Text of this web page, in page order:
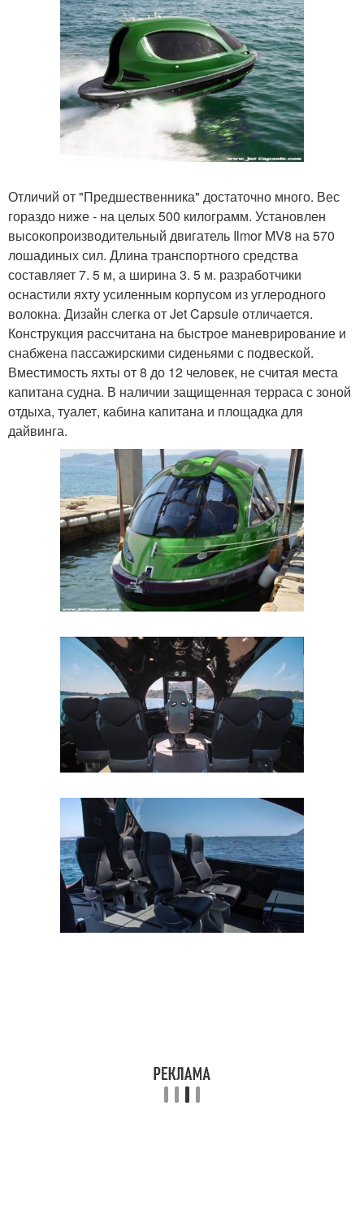
Отличий от "Предшественника" достаточно много. Вес
гораздо ниже - на целых 500 килограмм. Установлен
высокопроизводительный двигатель Ilmor MV8 на 570
лошадиных сил. Длина транспортного средства
составляет 7. 5 м, а ширина 3. 5 м. разработчики
оснастили яхту усиленным корпусом из углеродного
волокна. Дизайн слегка от Jet Capsule отличается.
Конструкция рассчитана на быстрое маневрирование и
снабжена пассажирскими сиденьями с подвеской.
Вместимость яхты от 8 до 12 человек, не считая места
капитана судна. В наличии защищенная терраса с зоной
отдыха, туалет, кабина капитана и площадка для
дайвинга.